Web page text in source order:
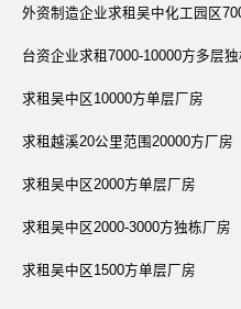
外资制造企业求租吴中化工园区
台资企业求租7000-10000方多层
求租吴中区10000方单层厂房
求租越溪20公里范围20000方厂房
求租吴中区2000方单层厂房
求租吴中区2000-3000方独栋厂房
求租吴中区1500方单层厂房